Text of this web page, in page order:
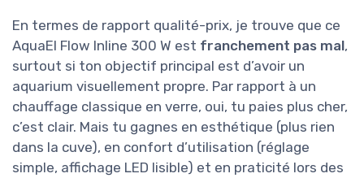
En termes de rapport qualité-prix, je trouve que ce
AquaEl Flow Inline 300 W est franchement pas mal,
surtout si ton objectif principal est d’avoir un
aquarium visuellement propre. Par rapport à un
chauffage classique en verre, oui, tu paies plus cher,
c’est clair. Mais tu gagnes en esthétique (plus rien
dans la cuve), en confort d’utilisation (réglage
simple, affichage LED lisible) et en praticité lors des